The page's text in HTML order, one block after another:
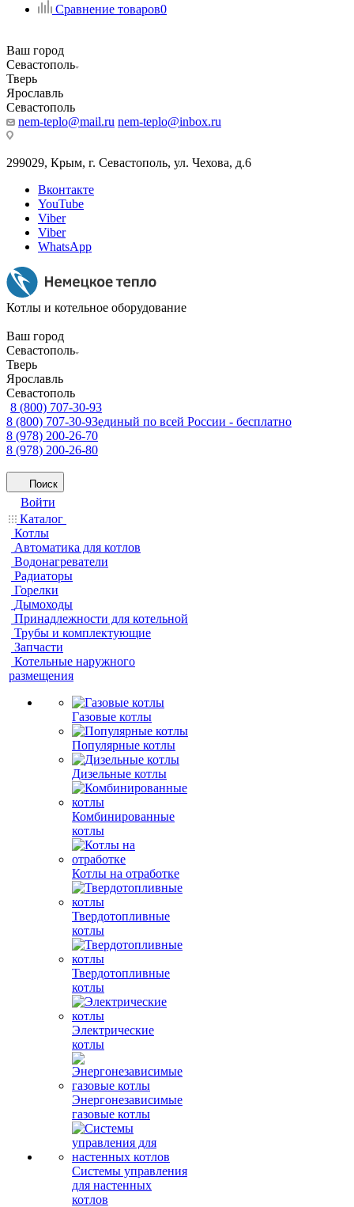
Сравнение товаров0
Ваш город
Севастополь
Тверь
Ярославль
Севастополь
nem-teplo@mail.ru nem-teplo@inbox.ru
299029, Крым, г. Севастополь, ул. Чехова, д.6
Вконтакте
YouTube
Viber
Viber
WhatsApp
Котлы и котельное оборудование
Ваш город
Севастополь
Тверь
Ярославль
Севастополь
8 (800) 707-30-93
8 (800) 707-30-93единый по всей России - бесплатно
8 (978) 200-26-70
8 (978) 200-26-80
Поиск
Войти
Каталог
Котлы
Автоматика для котлов
Водонагреватели
Радиаторы
Горелки
Дымоходы
Принадлежности для котельной
Трубы и комплектующие
Запчасти
Котельные наружного
размещения
Газовые котлы
Популярные котлы
Дизельные котлы
Комбинированные
котлы
Котлы на отработке
Твердотопливные
котлы
Твердотопливные
котлы
Электрические
котлы
Энергонезависимые
газовые котлы
Системы управления
для настенных
котлов